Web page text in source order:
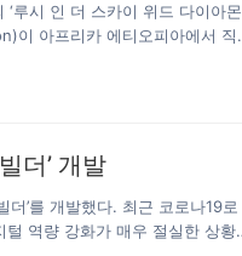
루시 인 더 스카이 위드 다이아몬
이 아프리카 에티오피아에서 직
이 붙게 되었다. 이후 이들은 기
여주고 있는 우주의 시대에도 도
랫폼들을 구축하고 있기도…
더’ 개발
’를 개발했다. 최근 코로나19로
역량 강화가 매우 절실한 상황